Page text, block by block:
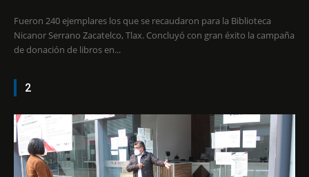
Fueron 240 ejemplares los que se recaudaron para la Biblioteca
Nicanor Serrano Zacatelco, Tlax. Concluyó con gran éxito la campaña
de donación de libros en...
2